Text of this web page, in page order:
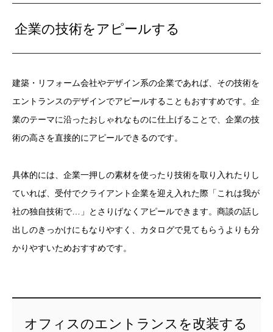
企業の技術をアピールする
建築・リフォーム会社やデザイン系の企業であれば、その技術を
エントランスのデザインでアピールすることもおすすめです。企
業のテーマに沿ったおしゃれなものに仕上げることで、企業の技
術の高さを直接的にアピールできるのです。
具体的には、企業一押しの素材を使ったり技術を取り入れたりし
ていれば、受付でクライアント企業を迎え入れた際「これは我が
社の独自技術で…」とさりげなくアピールできます。商談の話し
出しのきっかけにもなりやすく、カタログで見てもらうよりも分
かりやすいためおすすめです。
オフィスのエントランスを改装する